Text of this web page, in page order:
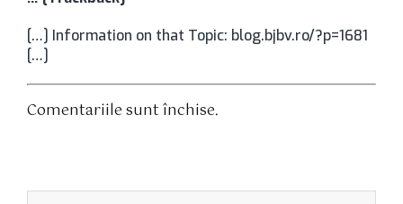
[…] Information on that Topic: blog.bjbv.ro/?p=1681
[…]
Comentariile sunt închise.